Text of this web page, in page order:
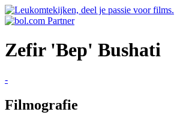
Zefir 'Bep' Bushati
-
Filmografie